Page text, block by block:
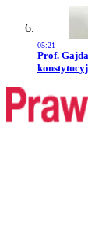
05:21
Przejdź do
Prof.